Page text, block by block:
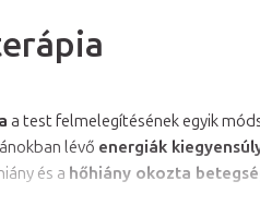
a test felmelegítésének egyik
lévő energiák
és a hőhiány okozta